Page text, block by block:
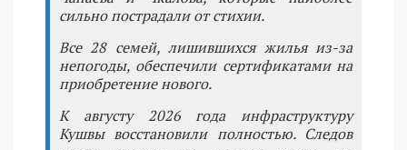
сильно пострадали от стихии.
Все 28 семей, лишившихся жилья из-за
непогоды, обеспечили сертификатами на
приобретение нового.
К августу 2026 года инфраструктуру
Кушвы восстановили полностью. Следов